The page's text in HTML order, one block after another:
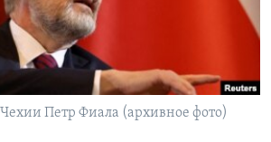
Петр Фиала (архивное фото)